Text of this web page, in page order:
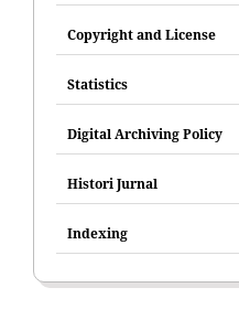
Copyright and License
Statistics
Digital Archiving Policy
Histori Jurnal
Indexing